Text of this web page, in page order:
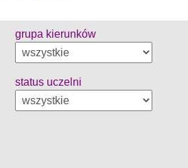
grupa kierunków
status uczelni